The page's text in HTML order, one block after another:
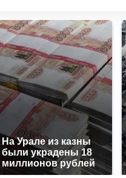
На Урале из казны
были украдены 18
миллионов рублей